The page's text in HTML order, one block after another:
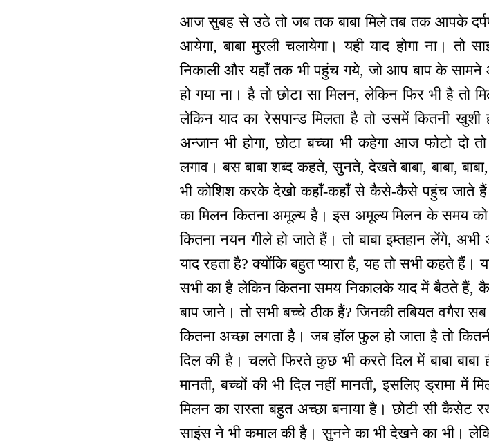
आज सुबह से उठे तो जब तक बाबा मिले तब तक आपके दर्पण
आयेगा, बाबा मुरली चलायेगा। यही याद होगा ना। तो
निकाली और यहाँ तक भी पहुंच गये, जो आप बाप के सामने
हो गया ना। है तो छोटा सा मिलन, लेकिन फिर भी है तो
लेकिन याद का रेसपान्ड मिलता है तो उसमें कितनी खुशी
अन्जान भी होगा, छोटा बच्चा भी कहेगा आज फोटो दो
लगाव। बस बाबा शब्द कहते, सुनते, देखते बाबा, बाबा,
भी कोशिश करके देखो कहाँ-कहाँ से कैसे-कैसे पहुंच जाते हैं।
का मिलन कितना अमूल्य है। इस अमूल्य मिलन के समय को
कितना नयन गीले हो जाते हैं। तो बाबा इम्तहान लेंगे,
याद रहता है? क्योंकि बहुत प्यारा है, यह तो सभी कहते
सभी का है लेकिन कितना समय निकालके याद में बैठते हैं,
बाप जाने। तो सभी बच्चे ठीक हैं? जिनकी तबियत वगैरा
कितना अच्छा लगता है। जब हॉल फुल हो जाता है तो
दिल की है। चलते फिरते कुछ भी करते दिल में बाबा बाबा
मानती, बच्चों की भी दिल नहीं मानती, इसलिए ड्रामा
मिलन का रास्ता बहुत अच्छा बनाया है। छोटी सी
साइंस ने भी कमाल की है। सुनने का भी देखने का भी।